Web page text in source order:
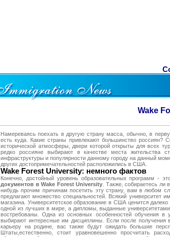
Wake
Намереваясь поехать в другую страну масса, обычно, в
есть куда. Какие страны привлекают большинство
исторической атмосферы, двери которой открыты для всех
редко россияне выбирают в качестве места жительства
инфраструктуры и популярности данному городу на данный
других достопримечательностей расположились в США.
Wake Forest University: немного фактов
Конечно, достойный уровень образовательных программ -
документов в Wake Forest University . Также, собираетесь ли
нибудь прочим причинам посетить эту страну, вам в любом
предлагают множество специальностей. Всякий университет
магазина. Университетское образование в США ценится
одной из лучших в мире, а дипломы, выданные
востребованы. Одна из основных особенностей обучения
выбирают интересные им дисциплины. Если после получения
карьеру на родине, вас также будут ожидать большие
Штаты,естественно, стоит уравновешенно просчитать